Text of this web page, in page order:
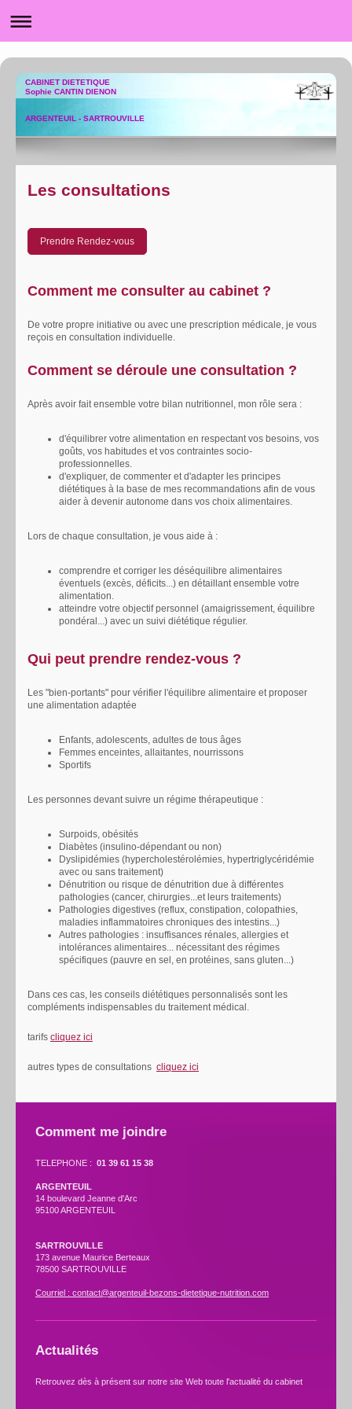
CABINET DIETETIQUE
Sophie CANTIN DIENON
ARGENTEUIL - SARTROUVILLE
Les consultations
Prendre Rendez-vous
Comment me consulter au cabinet ?
De votre propre initiative ou avec une prescription médicale, je vous
reçois en consultation individuelle.
Comment se déroule une consultation ?
Après avoir fait ensemble votre bilan nutritionnel, mon rôle sera :
d'équilibrer votre alimentation en respectant vos besoins, vos
goûts, vos habitudes et vos contraintes socio-
professionnelles.
d'expliquer, de commenter et d'adapter les principes
diététiques à la base de mes recommandations afin de vous
aider à devenir autonome dans vos choix alimentaires.
Lors de chaque consultation, je vous aide à :
comprendre et corriger les déséquilibre alimentaires
éventuels (excès, déficits...) en détaillant ensemble votre
alimentation.
atteindre votre objectif personnel (amaigrissement, équilibre
pondéral...) avec un suivi diététique régulier.
Qui peut prendre rendez-vous ?
Les "bien-portants" pour vérifier l'équilibre alimentaire et proposer
une alimentation adaptée
Enfants, adolescents, adultes de tous âges
Femmes enceintes, allaitantes, nourrissons
Sportifs
Les personnes devant suivre un régime thérapeutique :
Surpoids, obésités
Diabètes (insulino-dépendant ou non)
Dyslipidémies (hypercholestérolémies, hypertriglycéridémie
avec ou sans traitement)
Dénutrition ou risque de dénutrition due à différentes
pathologies (cancer, chirurgies...et leurs traitements)
Pathologies digestives (reflux, constipation, colopathies,
maladies inflammatoires chroniques des intestins...)
Autres pathologies : insuffisances rénales, allergies et
intolérances alimentaires... nécessitant des régimes
spécifiques (pauvre en sel, en protéines, sans gluten...)
Dans ces cas, les conseils diététiques personnalisés sont les
compléments indispensables du traitement médical.
tarifs cliquez ici
autres types de consultations cliquez ici
Comment me joindre
TELEPHONE : 01 39 61 15 38
ARGENTEUIL
14 boulevard Jeanne d'Arc
95100 ARGENTEUIL
SARTROUVILLE
173 avenue Maurice Berteaux
78500 SARTROUVILLE
Courriel : contact@argenteuil-bezons-dietetique-nutrition.com
Actualités
Retrouvez dès à présent sur notre site Web toute l'actualité du cabinet